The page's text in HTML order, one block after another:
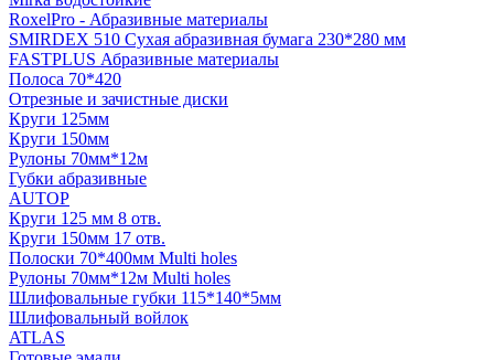
RoxelPro - Абразивные материалы
SMIRDEX 510 Сухая абразивная бумага 230*280 мм
FASTPLUS Абразивные материалы
Полоса 70*420
Отрезные и зачистные диски
Круги 125мм
Круги 150мм
Рулоны 70мм*12м
Губки абразивные
AUTOP
Круги 125 мм 8 отв.
Круги 150мм 17 отв.
Полоски 70*400мм Multi holes
Рулоны 70мм*12м Multi holes
Шлифовальные губки 115*140*5мм
Шлифовальный войлок
ATLAS